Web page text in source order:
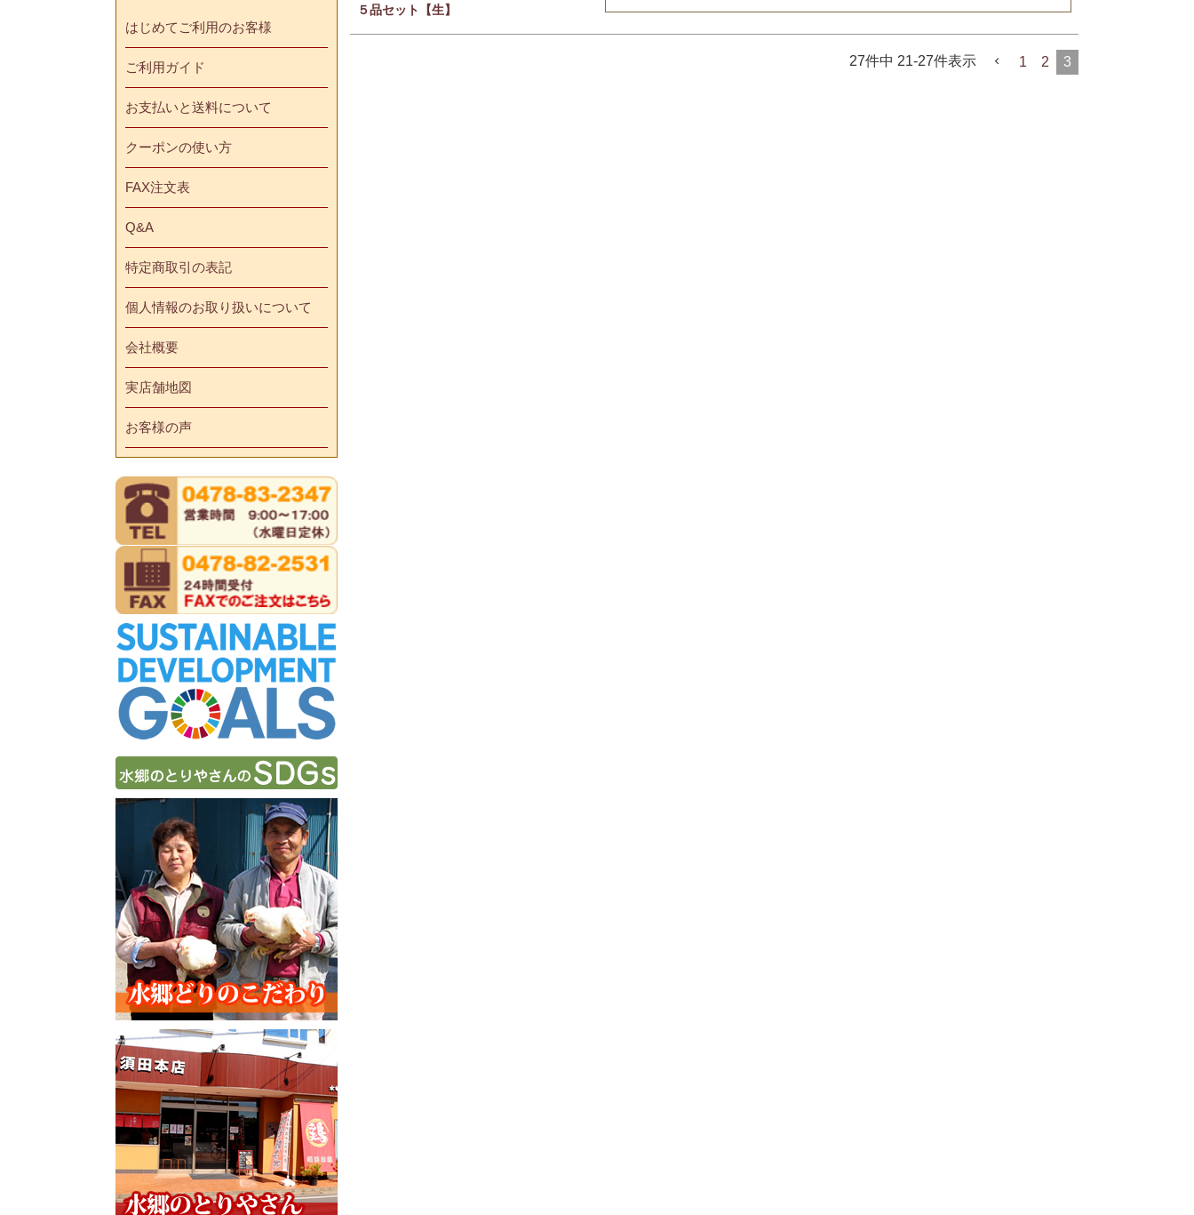
はじめてご利用のお客様
ご利用ガイド
お支払いと送料について
クーポンの使い方
FAX注文表
Q&A
特定商取引の表記
個人情報のお取り扱いについて
会社概要
実店舗地図
お客様の声
５品セット【生】
27件中 21-27件表示 1 2 3